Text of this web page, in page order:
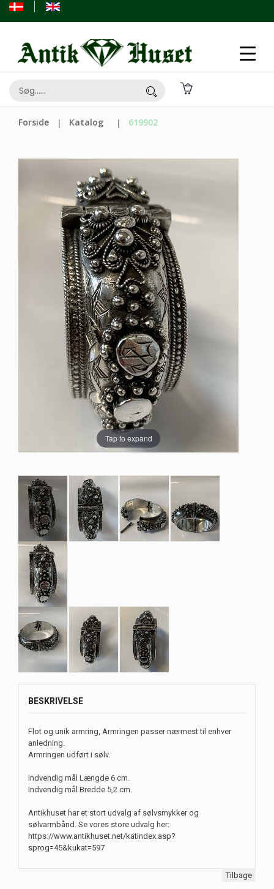
Forside Katalog 619902
Tap to expand
BESKRIVELSE
Flot og unik armring, Armringen passer nærmest til enhver
anledning.
Armringen udført i sølv.
Indvendig mål Længde 6 cm.
Indvendig mål Bredde 5,2 cm.
Antikhuset har et stort udvalg af sølvsmykker og
sølvarmbånd. Se vores store udvalg her:
https://www.antikhuset.net/katindex.asp?
sprog=45&kukat=597
Tilbage